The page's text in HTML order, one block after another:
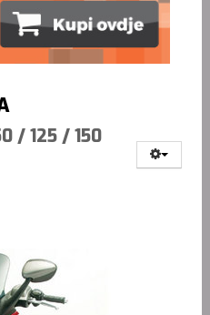
/ 125 / 150